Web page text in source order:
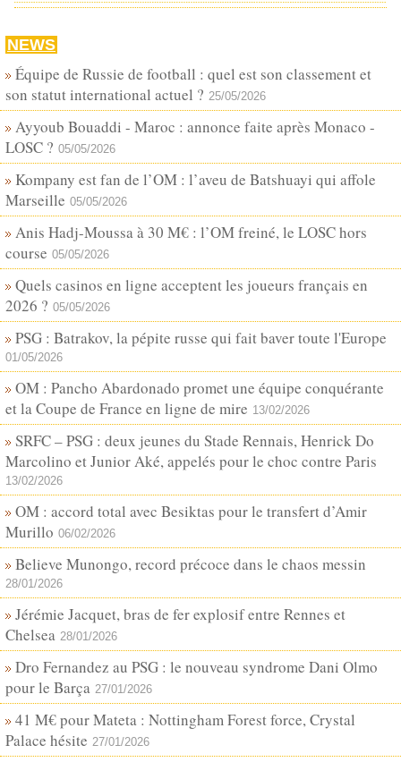
NEWS
Équipe de Russie de football : quel est son classement et
son statut international actuel ? 25/05/2026
Ayyoub Bouaddi - Maroc : annonce faite après Monaco -
LOSC ? 05/05/2026
Kompany est fan de l’OM : l’aveu de Batshuayi qui affole
Marseille 05/05/2026
Anis Hadj-Moussa à 30 M€ : l’OM freiné, le LOSC hors
course 05/05/2026
Quels casinos en ligne acceptent les joueurs français en
2026 ? 05/05/2026
PSG : Batrakov, la pépite russe qui fait baver toute l'Europe
01/05/2026
OM : Pancho Abardonado promet une équipe conquérante
et la Coupe de France en ligne de mire 13/02/2026
SRFC – PSG : deux jeunes du Stade Rennais, Henrick Do
Marcolino et Junior Aké, appelés pour le choc contre Paris
13/02/2026
OM : accord total avec Besiktas pour le transfert d’Amir
Murillo 06/02/2026
Believe Munongo, record précoce dans le chaos messin
28/01/2026
Jérémie Jacquet, bras de fer explosif entre Rennes et
Chelsea 28/01/2026
Dro Fernandez au PSG : le nouveau syndrome Dani Olmo
pour le Barça 27/01/2026
41 M€ pour Mateta : Nottingham Forest force, Crystal
Palace hésite 27/01/2026